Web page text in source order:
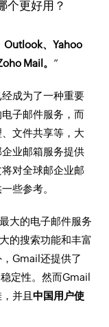
Outlook、Yahoo
Mail。 ”
成为了一种重要
子邮件服务，而
文件共享等，大
业邮箱服务提供
对全球邮企业邮
些参考。
大的电子邮件服务
的搜索功能和丰富
Gmail还提供了
定性。然而Gmail
并且中国用户使